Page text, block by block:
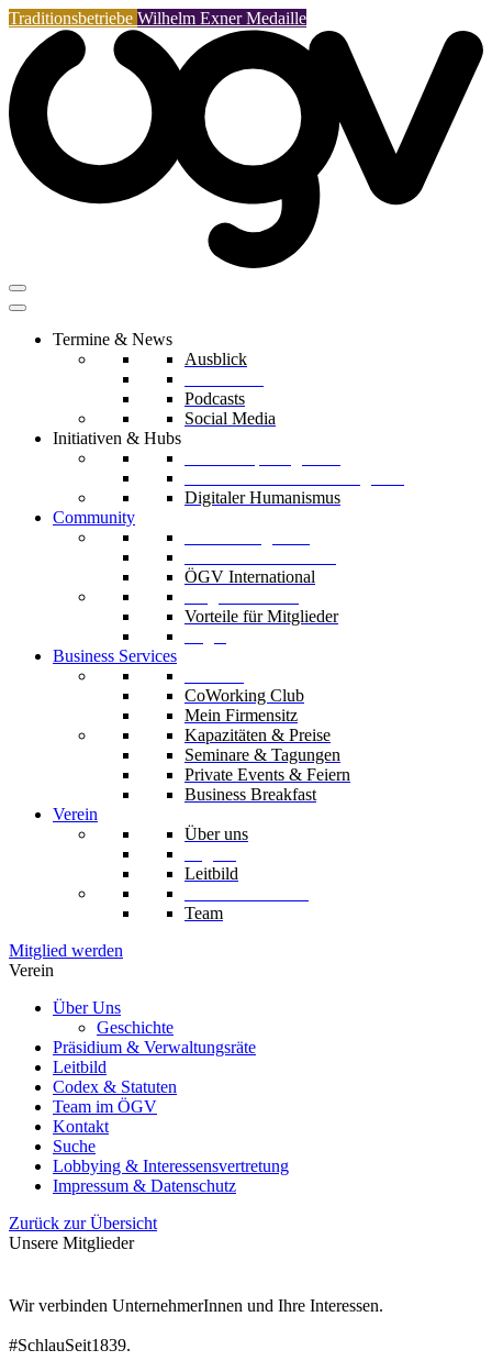
Traditionsbetriebe Wilhelm Exner Medaille
Termine & News
Ausblick
Podcasts
Social Media
Initiativen & Hubs
Digitaler Humanismus
Community
ÖGV International
Vorteile für Mitglieder
Business Services
CoWorking Club
Mein Firmensitz
Kapazitäten & Preise
Seminare & Tagungen
Private Events & Feiern
Business Breakfast
Verein
Über uns
Leitbild
Team
Mitglied werden
Verein
Über Uns
Geschichte
Präsidium & Verwaltungsräte
Leitbild
Codex & Statuten
Team im ÖGV
Kontakt
Suche
Lobbying & Interessensvertretung
Impressum & Datenschutz
Zurück zur Übersicht
Unsere Mitglieder
Wir verbinden UnternehmerInnen und Ihre Interessen.
#SchlauSeit1839.